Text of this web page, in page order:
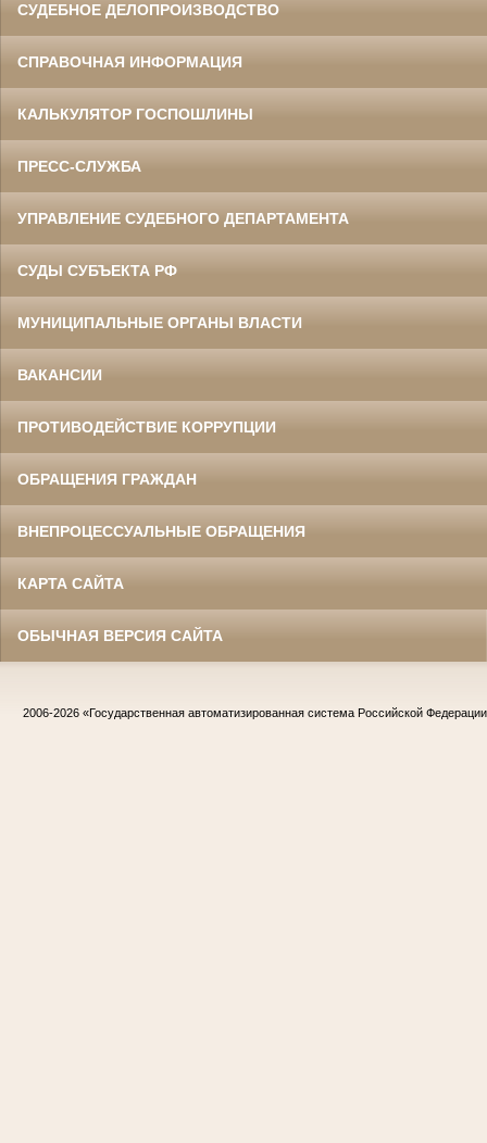
СУДЕБНОЕ ДЕЛОПРОИЗВОДСТВО
СПРАВОЧНАЯ ИНФОРМАЦИЯ
КАЛЬКУЛЯТОР ГОСПОШЛИНЫ
ПРЕСС-СЛУЖБА
УПРАВЛЕНИЕ СУДЕБНОГО ДЕПАРТАМЕНТА
СУДЫ СУБЪЕКТА РФ
МУНИЦИПАЛЬНЫЕ ОРГАНЫ ВЛАСТИ
ВАКАНСИИ
ПРОТИВОДЕЙСТВИЕ КОРРУПЦИИ
ОБРАЩЕНИЯ ГРАЖДАН
ВНЕПРОЦЕССУАЛЬНЫЕ ОБРАЩЕНИЯ
КАРТА САЙТА
ОБЫЧНАЯ ВЕРСИЯ САЙТА
2006-2026 «Государственная автоматизированная система Российской